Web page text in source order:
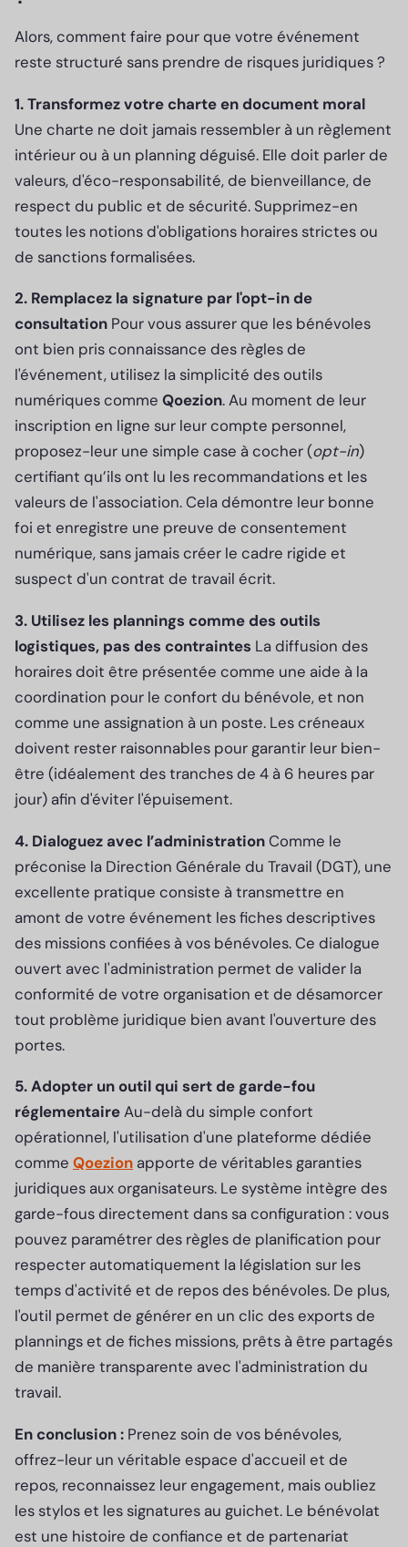
Alors, comment faire pour que votre événement
reste structuré sans prendre de risques juridiques ?
1. Transformez votre charte en document moral
Une charte ne doit jamais ressembler à un règlement
intérieur ou à un planning déguisé. Elle doit parler de
valeurs, d'éco-responsabilité, de bienveillance, de
respect du public et de sécurité. Supprimez-en
toutes les notions d'obligations horaires strictes ou
de sanctions formalisées.
2. Remplacez la signature par l'opt-in de
consultation Pour vous assurer que les bénévoles
ont bien pris connaissance des règles de
l'événement, utilisez la simplicité des outils
numériques comme Qoezion. Au moment de leur
inscription en ligne sur leur compte personnel,
proposez-leur une simple case à cocher (opt-in)
certifiant qu’ils ont lu les recommandations et les
valeurs de l'association. Cela démontre leur bonne
foi et enregistre une preuve de consentement
numérique, sans jamais créer le cadre rigide et
suspect d'un contrat de travail écrit.
3. Utilisez les plannings comme des outils
logistiques, pas des contraintes La diffusion des
horaires doit être présentée comme une aide à la
coordination pour le confort du bénévole, et non
comme une assignation à un poste. Les créneaux
doivent rester raisonnables pour garantir leur bien-
être (idéalement des tranches de 4 à 6 heures par
jour) afin d'éviter l'épuisement.
4. Dialoguez avec l’administrationComme le
préconise la Direction Générale du Travail (DGT), une
excellente pratique consiste à transmettre en
amont de votre événement les fiches descriptives
des missions confiées à vos bénévoles. Ce dialogue
ouvert avec l'administration permet de valider la
conformité de votre organisation et de désamorcer
tout problème juridique bien avant l'ouverture des
portes.
5. Adopter un outil qui sert de garde-fou
réglementaireAu-delà du simple confort
opérationnel, l'utilisation d'une plateforme dédiée
comme Qoezion apporte de véritables garanties
juridiques aux organisateurs. Le système intègre des
garde-fous directement dans sa configuration : vous
pouvez paramétrer des règles de planification pour
respecter automatiquement la législation sur les
temps d'activité et de repos des bénévoles. De plus,
l'outil permet de générer en un clic des exports de
plannings et de fiches missions, prêts à être partagés
de manière transparente avec l'administration du
travail.
En conclusion : Prenez soin de vos bénévoles,
offrez-leur un véritable espace d'accueil et de
repos, reconnaissez leur engagement, mais oubliez
les stylos et les signatures au guichet. Le bénévolat
est une histoire de confiance et de partenariat